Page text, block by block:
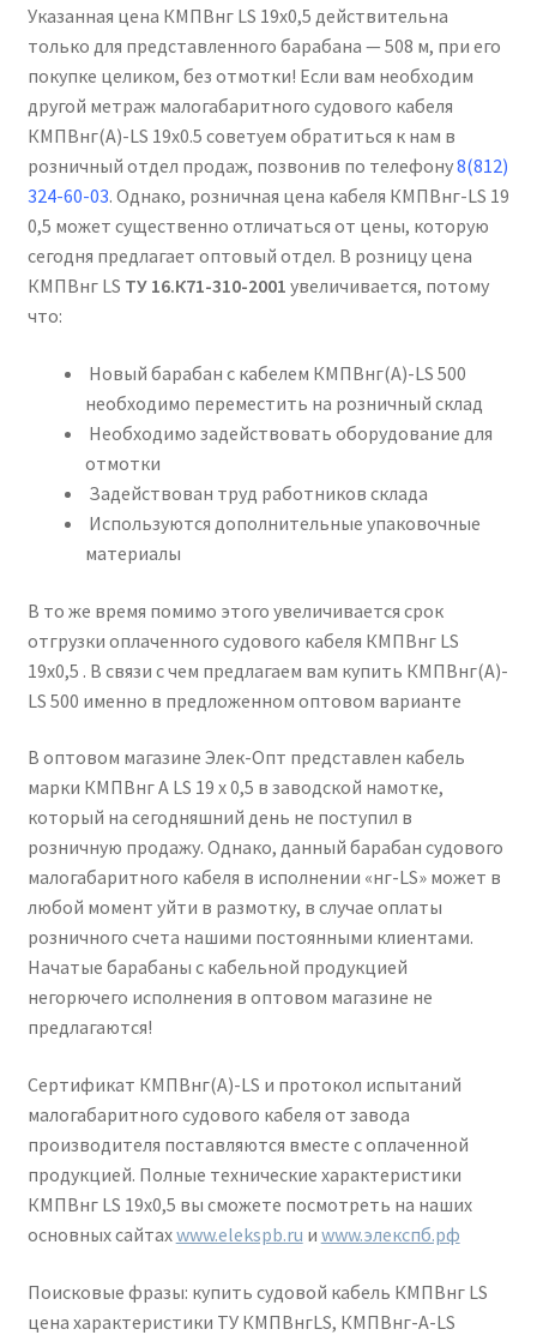
Указанная цена КМПВнг LS 19х0,5 действительна
только для представленного барабана — 508 м, при его
покупке целиком, без отмотки! Если вам необходим
другой метраж малогабаритного судового кабеля
КМПВнг(А)-LS 19х0.5 советуем обратиться к нам в
розничный отдел продаж, позвонив по телефону8(812)
324-60-03. Однако, розничная цена кабеля КМПВнг-LS 19
0,5 может существенно отличаться от цены, которую
сегодня предлагает оптовый отдел. В розницу цена
КМПВнг LS ТУ 16.К71-310-2001 увеличивается, потому
что:
Новый барабан с кабелем КМПВнг(А)-LS 500
необходимо переместить на розничный склад
Необходимо задействовать оборудование для
отмотки
Задействован труд работников склада
Используются дополнительные упаковочные
материалы
В то же время помимо этого увеличивается срок
отгрузки оплаченного судового кабеля КМПВнг LS
19х0,5 . В связи с чем предлагаем вам купить КМПВнг(А)-
LS 500 именно в предложенном оптовом варианте
В оптовом магазине Элек-Опт представлен кабель
марки КМПВнг А LS 19 х 0,5 в заводской намотке,
который на сегодняшний день не поступил в
розничную продажу. Однако, данный барабан судового
малогабаритного кабеля в исполнении «нг-LS» может в
любой момент уйти в размотку, в случае оплаты
розничного счета нашими постоянными клиентами.
Начатые барабаны с кабельной продукцией
негорючего исполнения в оптовом магазине не
предлагаются!
Сертификат КМПВнг(А)-LS и протокол испытаний
малогабаритного судового кабеля от завода
производителя поставляются вместе с оплаченной
продукцией. Полные технические характеристики
КМПВнг LS 19х0,5 вы сможете посмотреть на наших
основных сайтахwww.elekspb.ru и www.элекспб.рф
Поисковые фразы: купить судовой кабель КМПВнг LS
цена характеристики ТУ КМПВнгLS, КМПВнг-А-LS